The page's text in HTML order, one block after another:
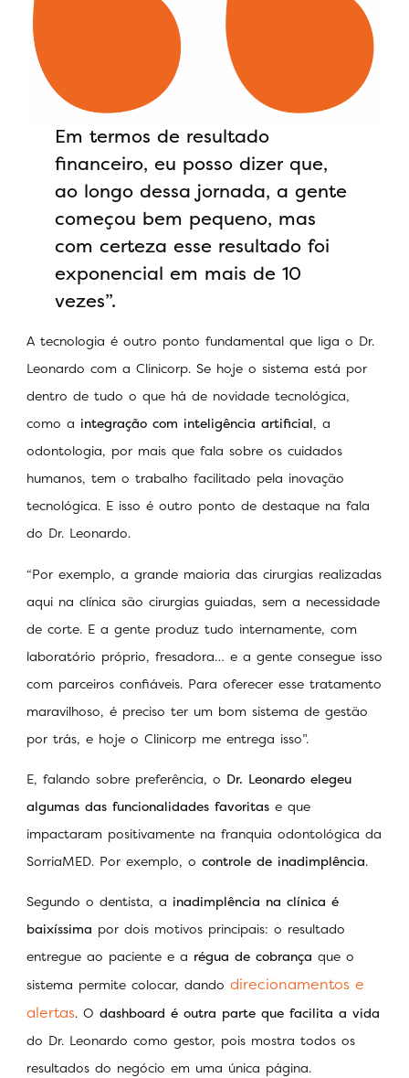
Em termos de resultado
financeiro, eu posso dizer que,
ao longo dessa jornada, a gente
começou bem pequeno, mas
com certeza esse resultado foi
exponencial em mais de 10
vezes”.
A tecnologia é outro ponto fundamental que liga o Dr.
Leonardo com a Clinicorp. Se hoje o sistema está por
dentro de tudo o que há de novidade tecnológica,
como a integração com inteligência artificial, a
odontologia, por mais que fala sobre os cuidados
humanos, tem o trabalho facilitado pela inovação
tecnológica. E isso é outro ponto de destaque na fala
do Dr. Leonardo.
“Por exemplo, a grande maioria das cirurgias realizadas
aqui na clínica são cirurgias guiadas, sem a necessidade
de corte. E a gente produz tudo internamente, com
laboratório próprio, fresadora… e a gente consegue isso
com parceiros confiáveis. Para oferecer esse tratamento
maravilhoso, é preciso ter um bom sistema de gestão
por trás, e hoje o Clinicorp me entrega isso”.
E, falando sobre preferência, o Dr. Leonardo elegeu
algumas das funcionalidades favoritas e que
impactaram positivamente na franquia odontológica da
SorriaMED. Por exemplo, o controle de inadimplência.
Segundo o dentista, a inadimplência na clínica é
baixíssima por dois motivos principais: o resultado
entregue ao paciente e a régua de cobrança que o
sistema permite colocar, dando direcionamentos e
alertas. O dashboard é outra parte que facilita a vida
do Dr. Leonardo como gestor, pois mostra todos os
resultados do negócio em uma única página.